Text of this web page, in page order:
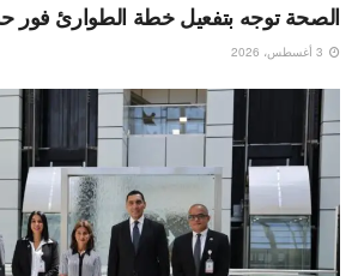
الصحة توجه بتفعيل خطة الطوارئ فور